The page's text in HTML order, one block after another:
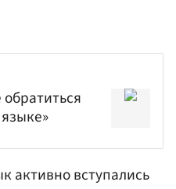
активно вступались